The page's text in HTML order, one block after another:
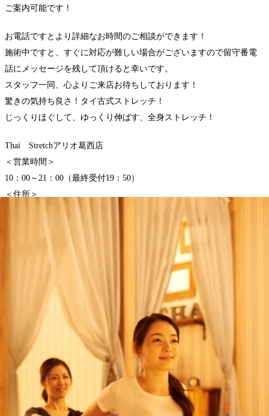
ご案内可能です！
お電話ですとより詳細なお時間のご相談ができます！
施術中ですと、すぐに対応が難しい場合がございますので留守番電
話にメッセージを残して頂けると幸いです。
スタッフ一同、心よりご来店お待ちしております！
驚きの気持ち良さ！タイ古式ストレッチ！
じっくりほぐして、ゆっくり伸ばす、全身ストレッチ！
Thai Stretchアリオ葛西店
＜営業時間＞
10：00～21：00（最終受付19：50）
＜住所＞
東京都江戸川区東葛西9-3-3 アリオ葛西2F
03-6808-5366
最近のブログ
気圧の変化に注意！
こんにちは！！Thai Stretchアリオ葛西店の鬼木です♪今朝は
晴天ですが、台風が近くに発生している影響で、午後は一部
の地域で雨雲がかかるようです。昨日は葛西でも突発的に雨
が降りましたね・・気圧の変化で疲労も出やすくなっていま
すので、ストレッチで身体と心をゆるめ、自律神経を整えて
2026.08.07
たんぱく質摂ってますか？